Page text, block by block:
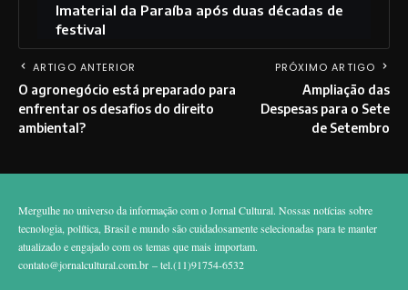
Imaterial da Paraíba após duas décadas de
festival
ARTIGO ANTERIOR
O agronegócio está preparado para
enfrentar os desafios do direito
ambiental?
PRÓXIMO ARTIGO
Ampliação das
Despesas para o Sete
de Setembro
Mergulhe no universo da informação com o Jornal Cultural. Nossas notícias sobre
tecnologia, política, Brasil e mundo são cuidadosamente selecionadas para te manter
atualizado e engajado com os temas que mais importam.
contato@jornalcultural.com.br – tel.(11)91754-6532